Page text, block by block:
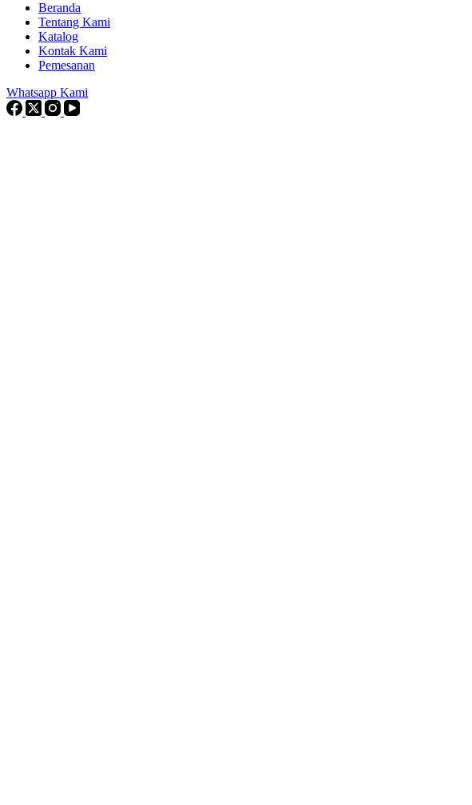
Beranda
Tentang Kami
Katalog
Kontak Kami
Pemesanan
Whatsapp Kami